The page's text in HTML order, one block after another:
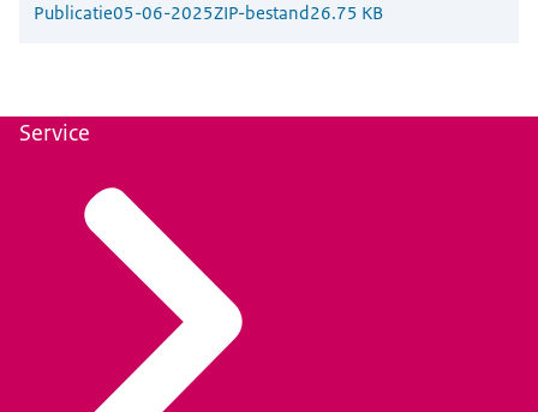
Publicatie05-06-2025ZIP-bestand26.75 KB
Service